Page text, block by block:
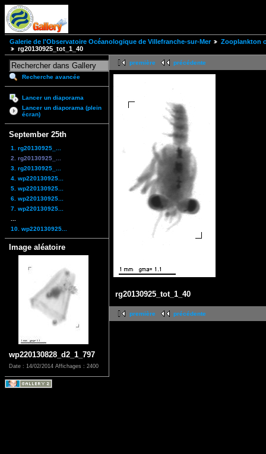
Galerie de l'Observatoire Océanologique de Villefranche-sur-Mer
Zooplankton
rg20130925_tot_1_40
Recherche avancée
Lancer un diaporama
Lancer un diaporama (plein
écran)
September 25th
1. rg20130925_...
2. rg20130925_...
3. rg20130925_...
4. wp220130925...
5. wp220130925...
6. wp220130925...
7. wp220130925...
10. wp220130925...
Image aléatoire
wp220130828_d2_1_797
Date : 14/02/2014 Affichages : 2400
première précédente
rg20130925_tot_1_40
première précédente